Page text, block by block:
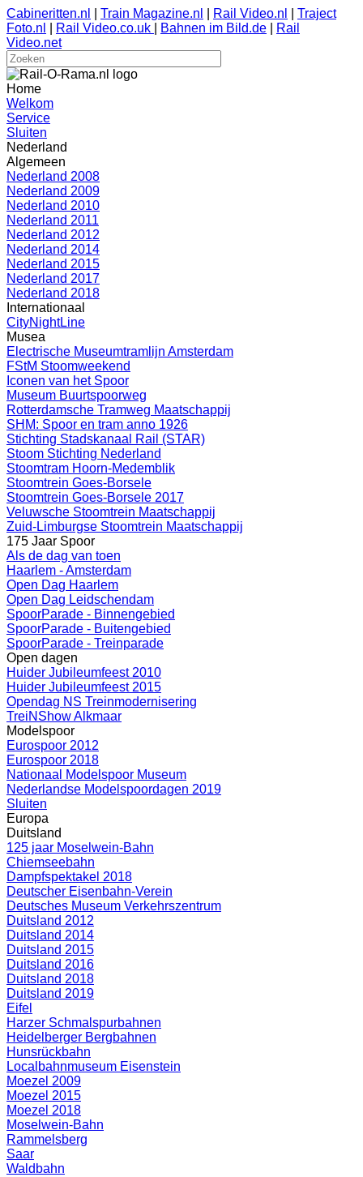
Cabineritten.nl Train Magazine.nl Rail Video.nl
Traject
Foto.nl
Rail Video.co.uk Bahnen im Bild.de
Rail
Video.net
Home
Welkom
Service
Sluiten
Nederland
Algemeen
Nederland 2008
Nederland 2009
Nederland 2010
Nederland 2011
Nederland 2012
Nederland 2014
Nederland 2015
Nederland 2017
Nederland 2018
Internationaal
CityNightLine
Musea
Electrische Museumtramlijn Amsterdam
FStM Stoomweekend
Iconen van het Spoor
Museum Buurtspoorweg
Rotterdamsche Tramweg Maatschappij
SHM: Spoor en tram anno 1926
Stichting Stadskanaal Rail (STAR)
Stoom Stichting Nederland
Stoomtram Hoorn-Medemblik
Stoomtrein Goes-Borsele
Stoomtrein Goes-Borsele 2017
Veluwsche Stoomtrein Maatschappij
Zuid-Limburgse Stoomtrein Maatschappij
175 Jaar Spoor
Als de dag van toen
Haarlem - Amsterdam
Open Dag Haarlem
Open Dag Leidschendam
SpoorParade - Binnengebied
SpoorParade - Buitengebied
SpoorParade - Treinparade
Open dagen
Huider Jubileumfeest 2010
Huider Jubileumfeest 2015
Opendag NS Treinmodernisering
TreiNShow Alkmaar
Modelspoor
Eurospoor 2012
Eurospoor 2018
Nationaal Modelspoor Museum
Nederlandse Modelspoordagen 2019
Sluiten
Europa
Duitsland
125 jaar Moselwein-Bahn
Chiemseebahn
Dampfspektakel 2018
Deutscher Eisenbahn-Verein
Deutsches Museum Verkehrszentrum
Duitsland 2012
Duitsland 2014
Duitsland 2015
Duitsland 2016
Duitsland 2018
Duitsland 2019
Eifel
Harzer Schmalspurbahnen
Heidelberger Bergbahnen
Hunsrückbahn
Localbahnmuseum Eisenstein
Moezel 2009
Moezel 2015
Moezel 2018
Moselwein-Bahn
Rammelsberg
Saar
Waldbahn